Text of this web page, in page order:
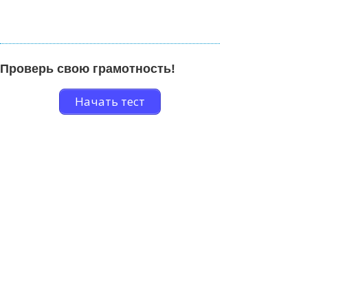
Проверь свою грамотность!
Начать тест